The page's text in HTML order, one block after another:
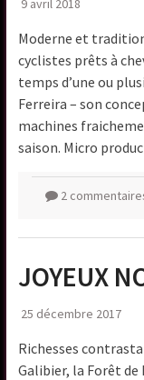
9 avril 2018
Moderne et
cyclistes prêts à
temps d’une ou
Ferreira – son
machines
saison. Micro
2
JOYEUX
25 décembre 2017
Richesses
Galibier, la Forêt